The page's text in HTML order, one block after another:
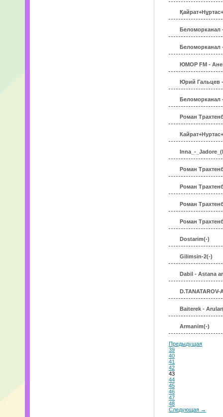
Беломорканал
Беломорканал
ЮМОР FM -
Юрий Гальцев
Беломорканал
Роман
Inna_-
Роман
Роман
Роман
Роман
Dostarim(-)
Gilimsin-2(-)
Dabil - Astana
D.TANATAROV-
Baiterek -
Armanim(-)
Предыдущая
39
40
41
42
43
44
45
46
47
48
Следующая →